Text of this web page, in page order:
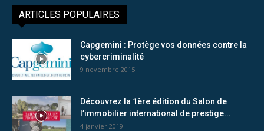
ARTICLES POPULAIRES
Capgemini : Protège vos données contre la
cybercriminalité
9 novembre 2015
Découvrez la 1ère édition du Salon de
l’immobilier international de prestige...
4 janvier 2019